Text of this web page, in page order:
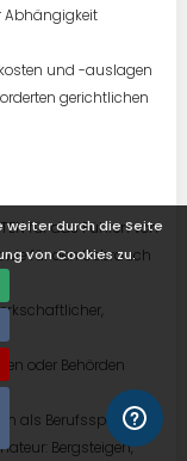
weiter durch die Seite
von Cookies zu.
Abhängigkeit
und -auslagen
gerichtlichen
für das Führen von
für den Gebrauch
oder Behörden
als Berufssportler
Bergsteigen,